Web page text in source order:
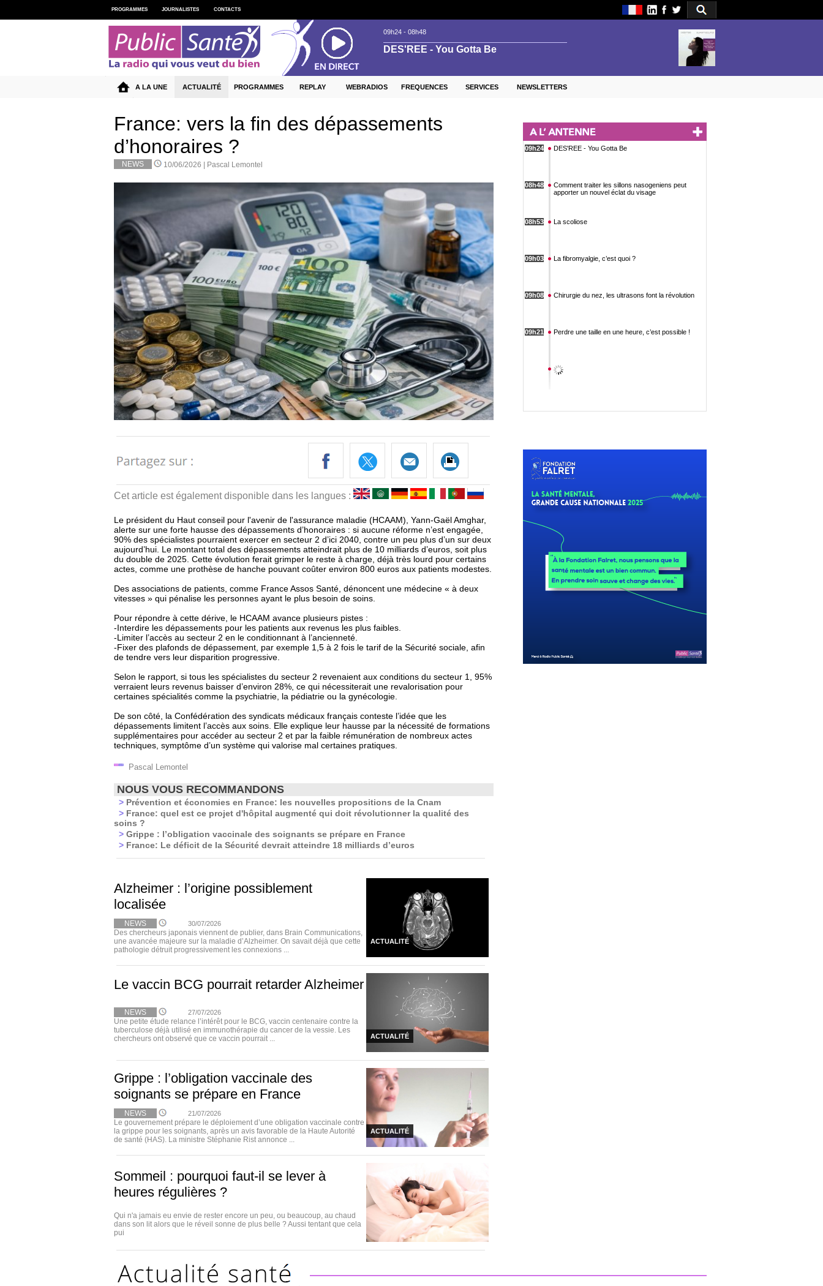
France: vers la fin des dépassements
d’honoraires ?
NEWS 10/06/2026 | Pascal Lemontel
Cet article est également disponible dans les langues :
Le président du Haut conseil pour l'avenir de l'assurance maladie (HCAAM), Yann-Gaël Amghar,
alerte sur une forte hausse des dépassements d’honoraires : si aucune réforme n’est engagée,
90% des spécialistes pourraient exercer en secteur 2 d’ici 2040, contre un peu plus d’un sur deux
aujourd’hui. Le montant total des dépassements atteindrait plus de 10 milliards d’euros, soit plus
du double de 2025. Cette évolution ferait grimper le reste à charge, déjà très lourd pour certains
actes, comme une prothèse de hanche pouvant coûter environ 800 euros aux patients modestes.
Des associations de patients, comme France Assos Santé, dénoncent une médecine « à deux
vitesses » qui pénalise les personnes ayant le plus besoin de soins.
Pour répondre à cette dérive, le HCAAM avance plusieurs pistes :
-Interdire les dépassements pour les patients aux revenus les plus faibles.
-Limiter l’accès au secteur 2 en le conditionnant à l’ancienneté.
-Fixer des plafonds de dépassement, par exemple 1,5 à 2 fois le tarif de la Sécurité sociale, afin
de tendre vers leur disparition progressive.
Selon le rapport, si tous les spécialistes du secteur 2 revenaient aux conditions du secteur 1, 95%
verraient leurs revenus baisser d’environ 28%, ce qui nécessiterait une revalorisation pour
certaines spécialités comme la psychiatrie, la pédiatrie ou la gynécologie.
De son côté, la Confédération des syndicats médicaux français conteste l’idée que les
dépassements limitent l’accès aux soins. Elle explique leur hausse par la nécessité de formations
supplémentaires pour accéder au secteur 2 et par la faible rémunération de nombreux actes
techniques, symptôme d’un système qui valorise mal certaines pratiques.
Pascal Lemontel
NOUS VOUS RECOMMANDONS
> Prévention et économies en France: les nouvelles propositions de la Cnam
> France: quel est ce projet d'hôpital augmenté qui doit révolutionner la qualité des
soins ?
> Grippe : l’obligation vaccinale des soignants se prépare en France
> France: Le déficit de la Sécurité devrait atteindre 18 milliards d’euros
Alzheimer : l’origine possiblement
localisée
ACTUALITÉ
NEWS 30/07/2026
Des chercheurs japonais viennent de publier, dans Brain Communications,
une avancée majeure sur la maladie d’Alzheimer. On savait déjà que cette
pathologie détruit progressivement les connexions ...
Le vaccin BCG pourrait retarder Alzheimer
ACTUALITÉ
NEWS 27/07/2026
Une petite étude relance l’intérêt pour le BCG, vaccin centenaire contre la
tuberculose déjà utilisé en immunothérapie du cancer de la vessie. Les
chercheurs ont observé que ce vaccin pourrait ...
Grippe : l’obligation vaccinale des
soignants se prépare en France
ACTUALITÉ
NEWS 21/07/2026
Le gouvernement prépare le déploiement d’une obligation vaccinale contre
la grippe pour les soignants, après un avis favorable de la Haute Autorité
de santé (HAS). La ministre Stéphanie Rist annonce ...
Sommeil : pourquoi faut-il se lever à
heures régulières ?
Qui n'a jamais eu envie de rester encore un peu, ou beaucoup, au chaud
dans son lit alors que le réveil sonne de plus belle ? Aussi tentant que cela
pui
PROGRAMMES JOURNALISTES CONTACTS
A LA UNE ACTUALITÉ PROGRAMMES REPLAY WEBRADIOS FREQUENCES SERVICES NEWSLETTERS